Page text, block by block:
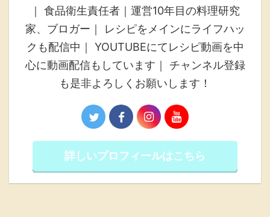
｜ 食品衛生責任者｜運営10年目の料理研究
家、ブロガー｜ レシピをメインにライフハッ
クも配信中｜ YOUTUBEにてレシピ動画を中
心に動画配信もしています｜ チャンネル登録
も是非よろしくお願いします！
詳しいプロフィールはこちら